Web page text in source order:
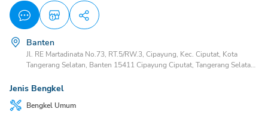
Banten
Jl. RE Martadinata No.73, RT.5/RW.3, Cipayung, Kec. Ciputat, Kota
Tangerang Selatan, Banten 15411 Cipayung Ciputat, Tangerang Selatan,
Jenis Bengkel
Bengkel Umum